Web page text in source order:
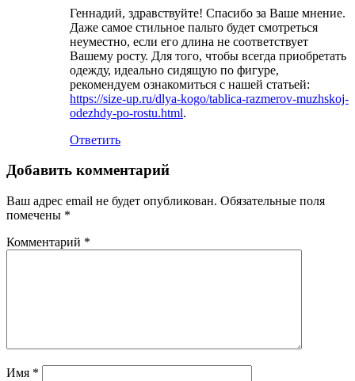
Геннадий, здравствуйте! Спасибо за Ваше мнение.
Даже самое стильное пальто будет смотреться
неуместно, если его длина не соответствует
Вашему росту. Для того, чтобы всегда приобретать
одежду, идеально сидящую по фигуре,
рекомендуем ознакомиться с нашей статьей:
https://size-up.ru/dlya-kogo/tablica-razmerov-muzhskoj-
odezhdy-po-rostu.html.
Ответить
Добавить комментарий
Ваш адрес email не будет опубликован. Обязательные поля
помечены *
Комментарий *
Имя *